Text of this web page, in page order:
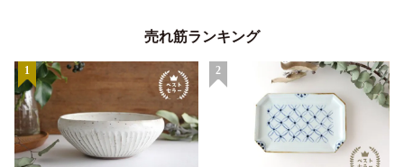
売れ筋ランキング
1 2